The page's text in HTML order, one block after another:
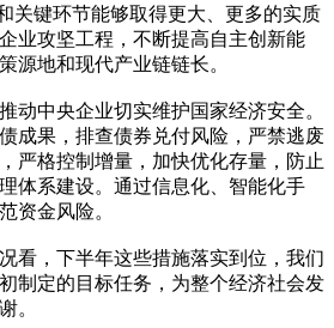
关键环节能够取得更大、更多的实质
业攻坚工程，不断提高自主创新能
源地和现代产业链链长。
动中央企业切实维护国家经济安全。
成果，排查债券兑付风险，严禁逃废
严格控制增量，加快优化存量，防止
体系建设。通过信息化、智能化手
资金风险。
看，下半年这些措施落实到位，我们
制定的目标任务，为整个经济社会发
。